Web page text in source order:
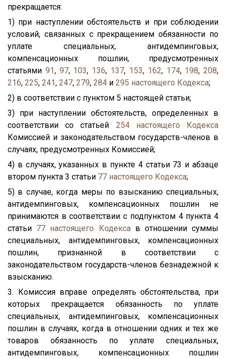
прекращается:
1) при наступлении обстоятельств и при соблюдении
условий, связанных с прекращением обязанности по
уплате специальных, антидемпинговых,
компенсационных пошлин, предусмотренных
статьями 91, 97, 103, 136, 137, 153, 162, 174, 198,208,
216, 225, 241, 247, 279, 284 и 295 настоящего Кодекса;
2) в соответствии с пунктом 5 настоящей статьи;
3) при наступлении обстоятельств, определенных в
соответствии со статьей 254
настоящего Кодекса
Комиссией и законодательством государств-членов в
случаях, предусмотренных Комиссией;
4) в случаях, указанных в пункте 4 статьи 73 и абзаце
втором пункта 3 статьи 77 настоящего Кодекса;
5) в случае, когда меры по взысканию специальных,
антидемпинговых, компенсационных пошлин не
принимаются в соответствии с подпунктом 4 пункта 4
статьи 77 настоящего Кодексав отношении суммы
специальных, антидемпинговых, компенсационных
пошлин, признанной в соответствии с
законодательством государств-членов безнадежной к
взысканию.
3. Комиссия вправе определять обстоятельства, при
которых прекращается обязанность по уплате
специальных, антидемпинговых, компенсационных
пошлин в случаях, когда в отношении одних и тех же
товаров обязанность по уплате специальных,
антидемпинговых, компенсационных пошлин